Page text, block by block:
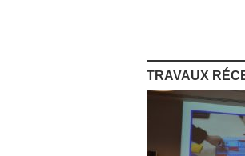
TRAVAUX